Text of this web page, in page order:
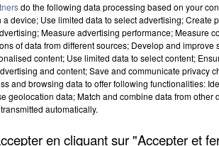
kilomètres à la ronde, fumée
l'heure inconnue mais il pourrait
étouffé les flammes, les
do the following data processing based on your
device; Use limited data to select advertising; Create
Measure advertising performance; Measure
of data from different sources; Develop and
content; Use limited data to select content;
and content; Save and communicate privacy
and browsing data to offer following functionalities:
geolocation data; Match and combine data from
automatically.
en cliquant sur "Accepter et